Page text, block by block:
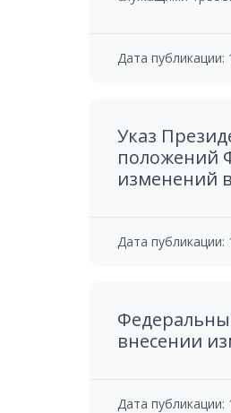
Дата публикации:
Указ
положений
изменений
Дата публикации:
внесении
Дата публикации: